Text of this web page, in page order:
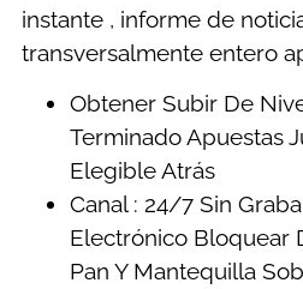
instante , informe de
transversalmente entero
Obtener Subir De
Terminado Apuestas
Elegible Atrás
Canal : 24/7 Sin
Electrónico Bloquear
Pan Y Mantequilla